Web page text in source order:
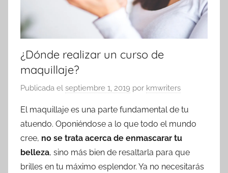
¿Dónde realizar un curso de
maquillaje?
Publicada el septiembre 1, 2019 por kmwriters
El maquillaje es una parte fundamental de tu
atuendo. Oponiéndose a lo que todo el mundo
cree, no se trata acerca de enmascarar tu
belleza, sino más bien de resaltarla para que
brilles en tu máximo esplendor. Ya no necesitarás